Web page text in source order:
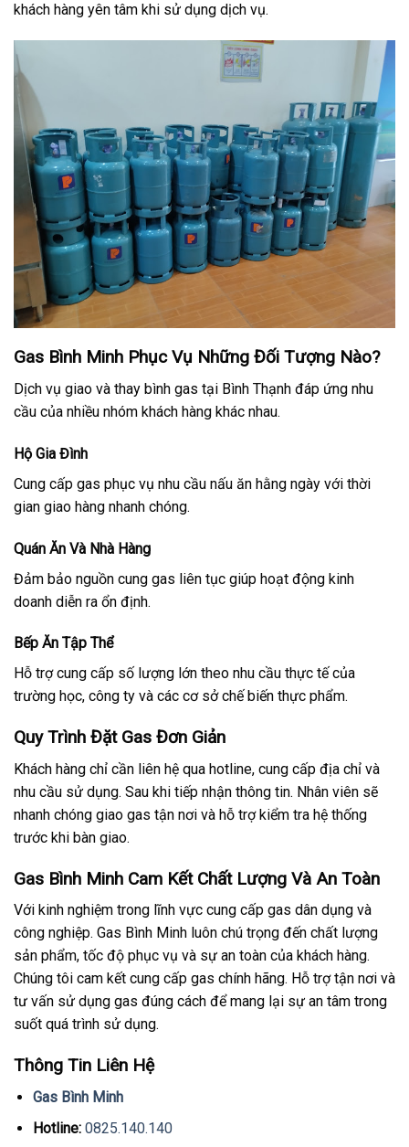
khách hàng yên tâm khi sử dụng dịch vụ.
Gas Bình Minh Phục Vụ Những Đối Tượng Nào?
Dịch vụ giao và thay bình gas tại Bình Thạnh đáp ứng nhu
cầu của nhiều nhóm khách hàng khác nhau.
Hộ Gia Đình
Cung cấp gas phục vụ nhu cầu nấu ăn hằng ngày với thời
gian giao hàng nhanh chóng.
Quán Ăn Và Nhà Hàng
Đảm bảo nguồn cung gas liên tục giúp hoạt động kinh
doanh diễn ra ổn định.
Bếp Ăn Tập Thể
Hỗ trợ cung cấp số lượng lớn theo nhu cầu thực tế của
trường học, công ty và các cơ sở chế biến thực phẩm.
Quy Trình Đặt Gas Đơn Giản
Khách hàng chỉ cần liên hệ qua hotline, cung cấp địa chỉ và
nhu cầu sử dụng. Sau khi tiếp nhận thông tin. Nhân viên sẽ
nhanh chóng giao gas tận nơi và hỗ trợ kiểm tra hệ thống
trước khi bàn giao.
Gas Bình Minh Cam Kết Chất Lượng Và An Toàn
Với kinh nghiệm trong lĩnh vực cung cấp gas dân dụng và
công nghiệp. Gas Bình Minh luôn chú trọng đến chất lượng
sản phẩm, tốc độ phục vụ và sự an toàn của khách hàng.
Chúng tôi cam kết cung cấp gas chính hãng. Hỗ trợ tận nơi và
tư vấn sử dụng gas đúng cách để mang lại sự an tâm trong
suốt quá trình sử dụng.
Thông Tin Liên Hệ
Gas Bình Minh
Hotline: 0825.140.140